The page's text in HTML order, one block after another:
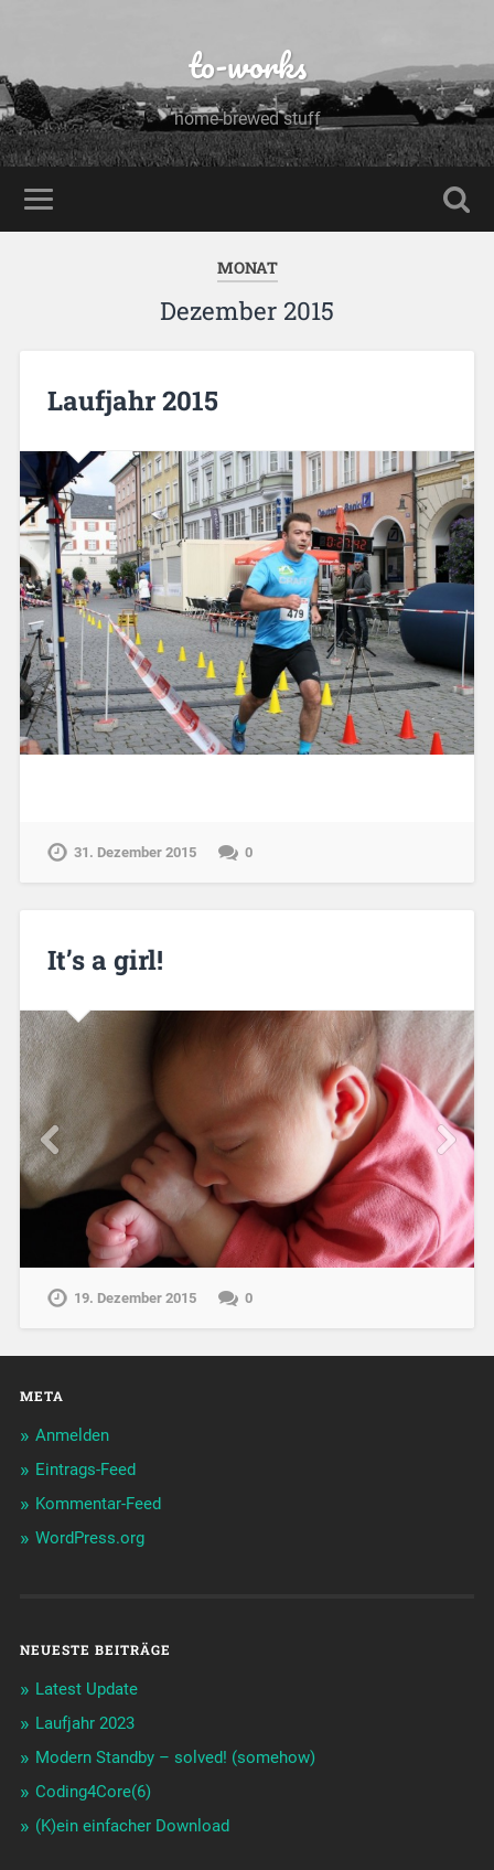
to-works
home-brewed stuff
MONAT
Dezember 2015
Laufjahr 2015
31. Dezember 2015 0
It’s a girl!
19. Dezember 2015 0
META
Anmelden
Eintrags-Feed
Kommentar-Feed
WordPress.org
NEUESTE BEITRÄGE
Latest Update
Laufjahr 2023
Modern Standby – solved! (somehow)
Coding4Core(6)
(K)ein einfacher Download